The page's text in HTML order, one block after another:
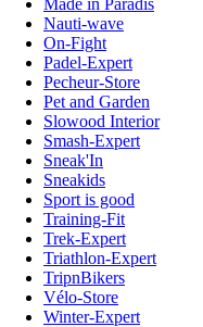
Nauti-wave
On-Fight
Padel-Expert
Pecheur-Store
Pet and Garden
Slowood Interior
Smash-Expert
Sneak'In
Sneakids
Sport is good
Training-Fit
Trek-Expert
Triathlon-Expert
TripnBikers
Vélo-Store
Winter-Expert